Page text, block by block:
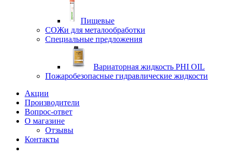
Пищевые
СОЖи для металообработки
Специальные предложения
Вариаторная жидкость PHI OIL
Пожаробезопасные гидравлические жидкости
Акции
Производители
Вопрос-ответ
О магазине
Отзывы
Контакты